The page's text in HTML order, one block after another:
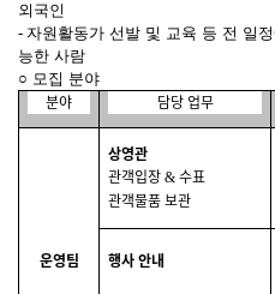
외국인
- 자원활동가 선발 및 교육 등 전 일
능한 사람
○ 모집 분야
분야 담당 업무
운영팀
상영관
관객입장 & 수표
관객물품 보관
행사 안내